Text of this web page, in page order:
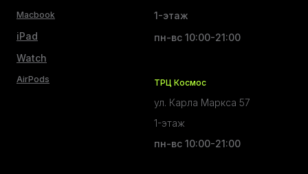
Macbook
iPad
Watch
AirPods
1-этаж
пн-вс 10:00-21:00
ТРЦ Космос
ул. Карла Маркса 57
1-этаж
пн-вс 10:00-21:00